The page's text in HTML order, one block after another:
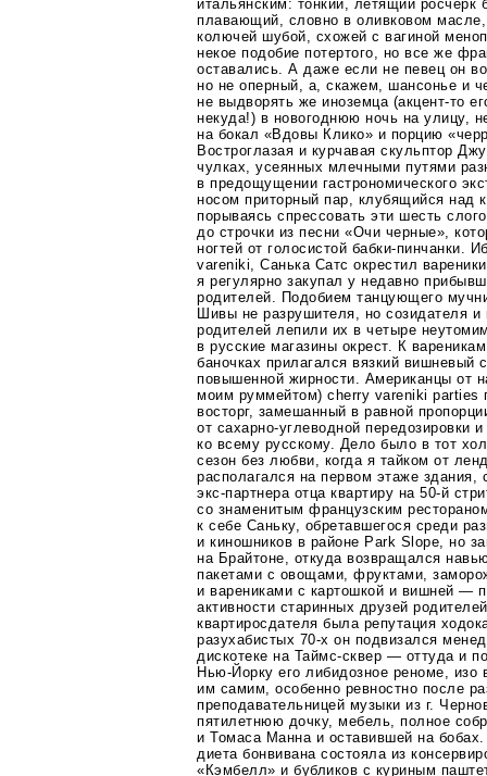
итальянским: тонкий, летящий
плавающий, словно в оливковом
колючей шубой, схожей с вагиной
некое подобие потертого, но все же
оставались. А даже если не певец он
но не оперный, а, скажем, шансонье и
не выдворять же иноземца (акцент-то
некуда!) в новогоднюю ночь на улицу,
на бокал «Вдовы Клико» и порцию
Востроглазая и курчавая скульптор
чулках, усеянных млечными путями
в предощущении гастрономического
носом приторный пар, клубящийся над
порываясь спрессовать эти шесть
до строчки из песни «Очи черные»,
ногтей от голосистой бабки-пинчанки .
vareniki, Санька Сатс окрестил
я регулярно закупал у недавно
родителей. Подобием танцующего
Шивы не разрушителя, но созидателя и
родителей лепили их в четыре
в русские магазины окрест. К
баночках прилагался вязкий вишневый
повышенной жирности. Американцы от
моим руммейтом) cherry vareniki parties
восторг, замешанный в равной
от сахарно-углеводной передозировки
ко всему русскому. Дело было в тот
сезон без любви, когда я тайком от
располагался на первом этаже здания,
экс-партнера отца квартиру на50-й
со знаменитым французским
к себе Саньку, обретавшегося среди
и киношников в районе Park Slope, но
на Брайтоне, откуда возвращался
пакетами с овощами, фруктами,
и варениками с картошкой и вишней —
активности старинных друзей
квартиросдателя была репутация
разухабистых 70-х он подвизался
дискотеке на Таймс-сквер — оттуда и
Нью-Йорку его либидозное реноме,
им самим, особенно ревностно после
преподавательницей музыки из г.
пятилетнюю дочку, мебель, полное
и Томаса Манна и оставившей на
диета бонвивана состояла из
«Кэмбелл» и бубликов с куриным